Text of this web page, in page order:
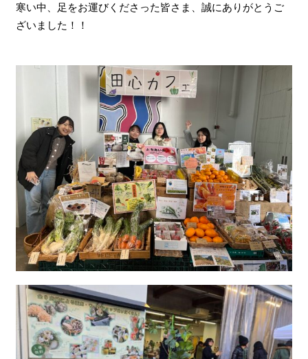
寒い中、足をお運びくださった皆さま、誠にありがとうご
ざいました！！